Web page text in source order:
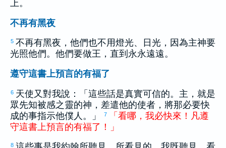
上。
不再有黑夜
5 不再有黑夜，他們也不用燈光、日光，因為主神要
光照他們。他們要做王，直到永永遠遠。
遵守這書上預言的有福了
6 天使又對我說：「這些話是真實可信的。主，就是
眾先知被感之靈的神，差遣他的使者，將那必要快
成的事指示他僕人。」
7 「 看哪 ， 我必快來 ！ 凡遵
守這書 上預言的有福了 ！ 」
8